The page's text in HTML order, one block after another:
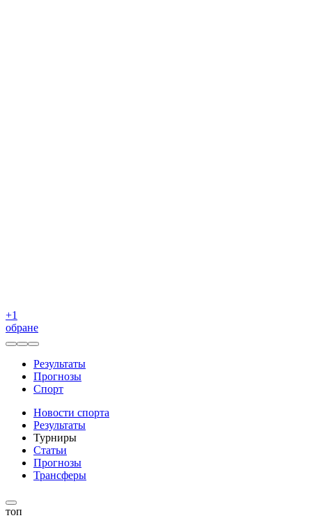
+1
обране
Результаты
Прогнозы
Спорт
Новости спорта
Результаты
Турниры
Статьи
Прогнозы
Трансферы
топ